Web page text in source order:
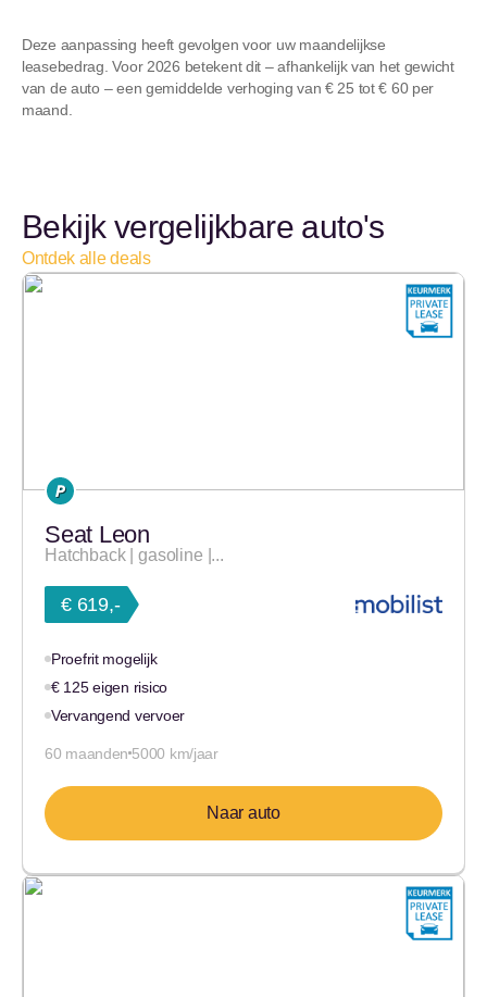
Deze aanpassing heeft gevolgen voor uw maandelijkse
leasebedrag. Voor 2026 betekent dit – afhankelijk van het gewicht
van de auto – een gemiddelde verhoging van € 25 tot € 60 per
maand.
Bekijk vergelijkbare auto's
Ontdek alle deals
Seat Leon
Hatchback | gasoline |...
€ 619,-
Proefrit mogelijk
€ 125 eigen risico
Vervangend vervoer
60 maanden 5000 km/jaar
Naar auto